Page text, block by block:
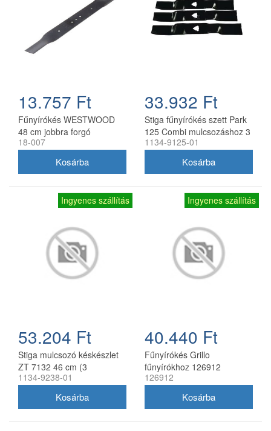
13.757 Ft
Fűnyírókés WESTWOOD
48 cm jobbra forgó
18-007
33.932 Ft
Stiga fűnyírókés szett Park
125 Combi mulcsozáshoz 3
db
1134-9125-01
Ingyenes szállítás
53.204 Ft
Stiga mulcsozó késkészlet
ZT 7132 46 cm (3
db/csomag) 1134-9238-01
1134-9238-01
Ingyenes szállítás
40.440 Ft
Fűnyírókés Grillo
fűnyírókhoz 126912
126912